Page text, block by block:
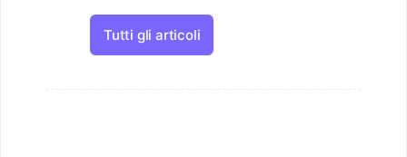
Tutti gli articoli